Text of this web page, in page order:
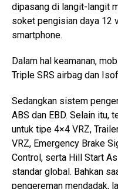
dipasang di langit-langit
soket pengisian daya 12
smartphone.
Dalam hal keamanan,
Triple SRS airbag dan
Sedangkan sistem
ABS dan EBD. Selain itu,
untuk tipe 4×4 VRZ,
VRZ, Emergency Brake
Control, serta Hill Start
standar global. Bahkan
pengereman mendadak,